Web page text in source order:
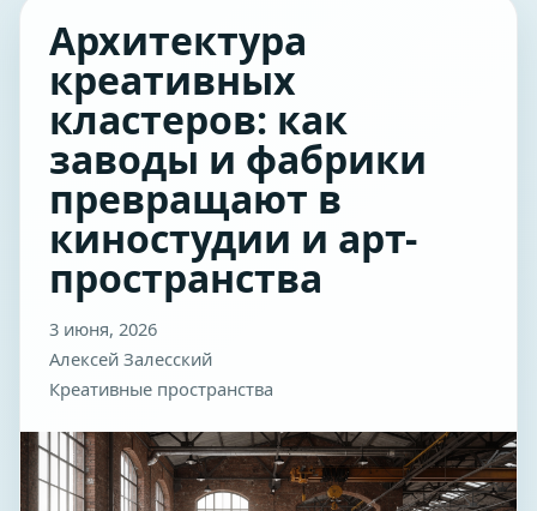
Архитектура
креативных
кластеров: как
заводы и фабрики
превращают в
киностудии и арт-
пространства
3 июня, 2026
Алексей Залесский
Креативные пространства